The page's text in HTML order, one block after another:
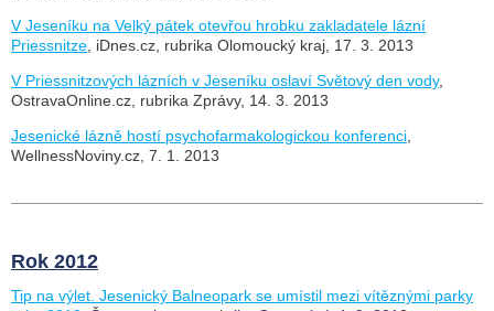
V Jeseníku na Velký pátek otevřou hrobku zakladatele lázní
Priessnitze , iDnes.cz, rubrika Olomoucký kraj, 17. 3. 2013
V Priessnitzových lázních v Jeseníku oslaví Světový den vody,
OstravaOnline.cz, rubrika Zprávy, 14. 3. 2013
Jesenické lázně hostí psychofarmakologickou konferenci
WellnessNoviny.cz, 7. 1. 2013
Rok 2012
Tip na výlet. Jesenický Balneopark se umístil mezi vítěznými parky